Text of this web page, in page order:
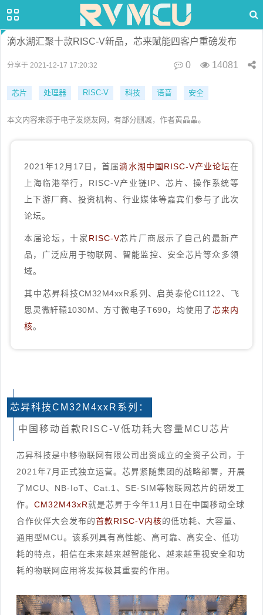
滴水湖汇聚十款RISC-V新品，芯来赋能四客户重磅发布
分享于 2021-12-17 17:20:32 0 14081
芯片 处理器 RISC-V 科技 语音 安全
本文内容来源于电子发烧友网，有部分删减，作者黄晶晶。
2021年12月17日，首届滴水湖中国RISC-V产业论坛在
上海临港举行，RISC-V产业链IP、芯片、操作系统等
上下游厂商、投资机构、行业媒体等嘉宾们参与了此次
论坛。
本届论坛，十家 RISC-V芯片厂商展示了自己的最新产
品，广泛应用于物联网、智能监控、安全芯片等众多领
域。
其中 芯昇科技CM32M4xxR系列、启英泰伦CI1122、飞
思灵微轩辕1030M、方寸微电子T690，均使用了芯来内
核。
芯昇科技CM32M4xxR系列：
中国移动首款RISC-V低功耗大容量MCU芯片
芯昇科技是中移物联网有限公司出资成立的全资子公司，于
2021年7月正式独立运营。芯昇紧随集团的战略部署，开展
了MCU、NB-IoT、Cat.1、SE-SIM等物联网芯片的研发工
作。 CM32M43xR就是芯昇于今年11月1日在中国移动全球
合作伙伴大会发布的首款RISC-V内核的低功耗、大容量、
通用型MCU。该系列具有高性能、高可靠、高安全、低功
耗的特点，相信在未来越来越智能化、越来越重视安全和功
耗的物联网应用将发挥极其重要的作用。